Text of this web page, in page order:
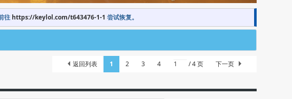
往 https://keylol.com/t643476-1-1 尝试恢复。
1 2 3 4 / 4 页 下一页
返回列表